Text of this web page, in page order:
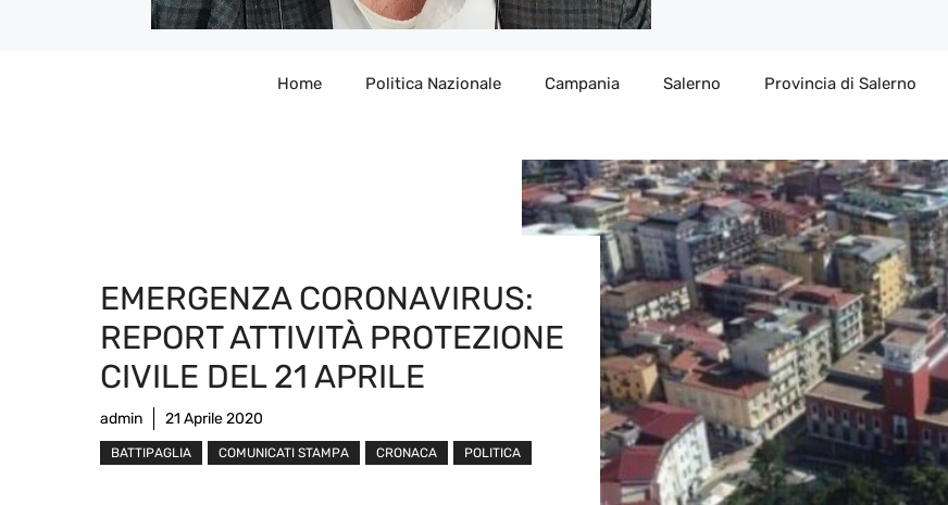
Home Politica Nazionale Campania Salerno Provincia di Salerno
EMERGENZA CORONAVIRUS:
REPORT ATTIVITÀ PROTEZIONE
CIVILE DEL 21 APRILE
admin 21 Aprile 2020
BATTIPAGLIA COMUNICATI STAMPA CRONACA POLITICA